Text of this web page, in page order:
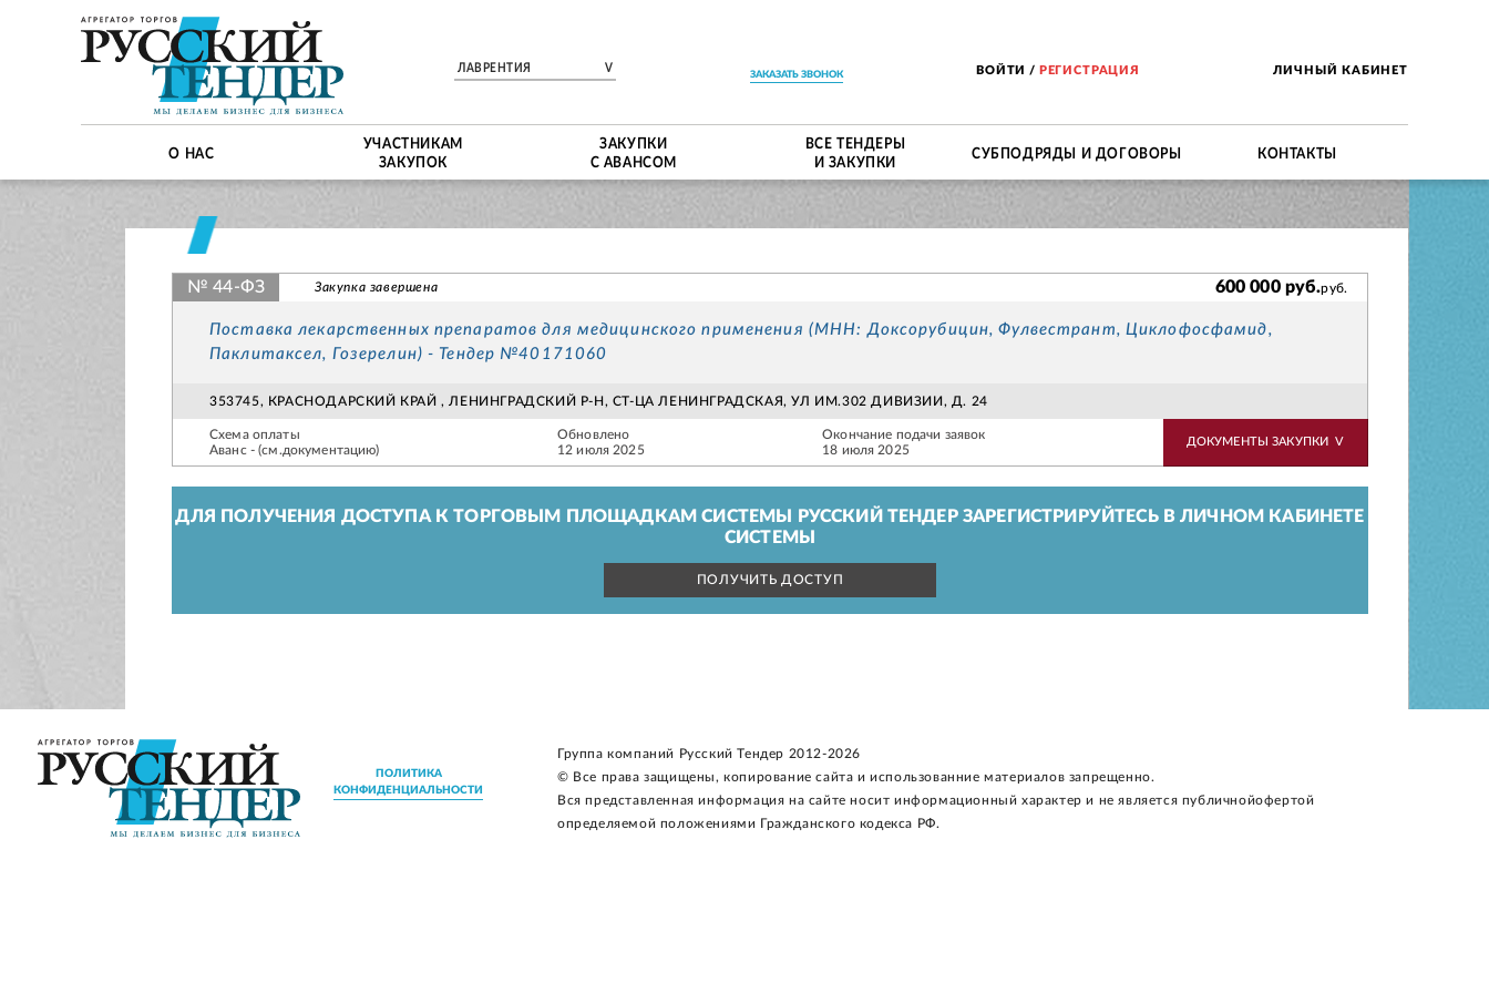
ЛАВРЕНТИЯ V ЗАКАЗАТЬ ЗВОНОК ВОЙТИ / РЕГИСТРАЦИЯ ЛИЧНЫЙ КАБИНЕТ
О НАС
УЧАСТНИКАМ
ЗАКУПОК
ЗАКУПКИ
С АВАНСОМ
ВСЕ ТЕНДЕРЫ
И ЗАКУПКИ
СУБПОДРЯДЫ И ДОГОВОРЫ КОНТАКТЫ
№ 44-ФЗ Закупка завершена 600 000 руб.руб.
Поставка лекарственных препаратов для медицинского применения (МНН: Доксорубицин, Фулвестрант, Циклофосфамид,
Паклитаксел, Гозерелин) - Тендер №40171060
353745, КРАСНОДАРСКИЙ КРАЙ , ЛЕНИНГРАДСКИЙ Р-Н, СТ-ЦА ЛЕНИНГРАДСКАЯ, УЛ ИМ.302 ДИВИЗИИ, Д. 24
Схема оплаты
Аванс - (см.документацию)
Обновлено
12 июля 2025
Окончание подачи заявок
18 июля 2025
ДОКУМЕНТЫ ЗАКУПКИ V
ДЛЯ ПОЛУЧЕНИЯ ДОСТУПА К ТОРГОВЫМ ПЛОЩАДКАМ СИСТЕМЫ РУССКИЙ ТЕНДЕР ЗАРЕГИСТРИРУЙТЕСЬ В ЛИЧНОМ КАБИНЕТЕ
СИСТЕМЫ
ПОЛУЧИТЬ ДОСТУП
ПОЛИТИКА
КОНФИДЕНЦИАЛЬНОСТИ
Группа компаний Русский Тендер 2012-2026
© Все права защищены, копирование сайта и использованние материалов запрещенно.
Вся представленная информация на сайте носит информационный характер и не является публичнойофертой
определяемой положениями Гражданского кодекса РФ.